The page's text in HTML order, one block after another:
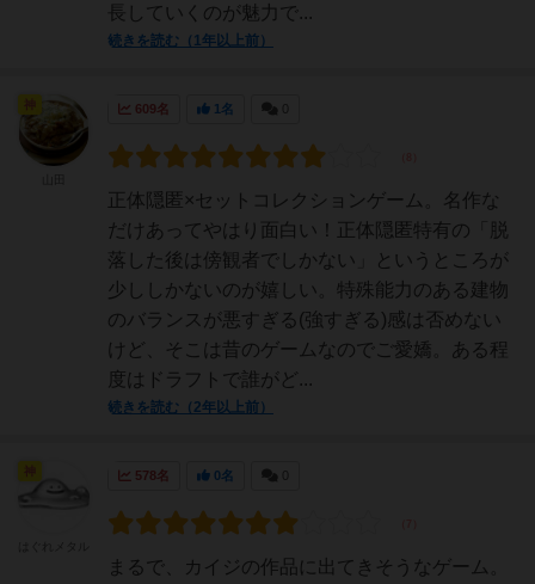
長していくのが魅力で...
続きを読む（1年以上前）
609名 1名
正体隠匿×セットコレクションゲーム。名作な
だけあってやはり面白い！正体隠匿特有の「脱
落した後は傍観者でしかない」というところが
少ししかないのが嬉しい。特殊能力のある建物
のバランスが悪すぎる(強すぎる)感は否めない
けど、そこは昔のゲームなのでご愛嬌。ある程
度はドラフトで誰がど...
続きを読む（2年以上前）
578名 0名
まるで、カイジの作品に出てきそうなゲーム。